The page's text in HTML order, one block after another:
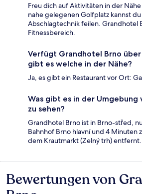
Freu dich auf Aktivitäten in der
nahe gelegenen Golfplatz kannst
Abschlagtechnik feilen. Grandhotel
Fitnessbereich.
Verfügt Grandhotel Brno
gibt es welche in der Nähe?
Ja, es gibt ein Restaurant vor Ort:
Was gibt es in der Umgebung
zu sehen?
Grandhotel Brno ist in Brno-střed,
Bahnhof Brno hlavní und 4 Minuten
dem Krautmarkt (Zelný trh) entfernt.
Bewertungen
Bewertungen von